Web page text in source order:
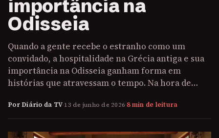
importância na
Odisseia
Quando a gente recebe o estranho como um
convidado, a hospitalidade na Grécia antiga e sua
importância na Odisseia ganham forma em
histórias que atravessam o tempo. Na hora de…
Por Diário da TV·13 de junho de 2026·8 min de leitura